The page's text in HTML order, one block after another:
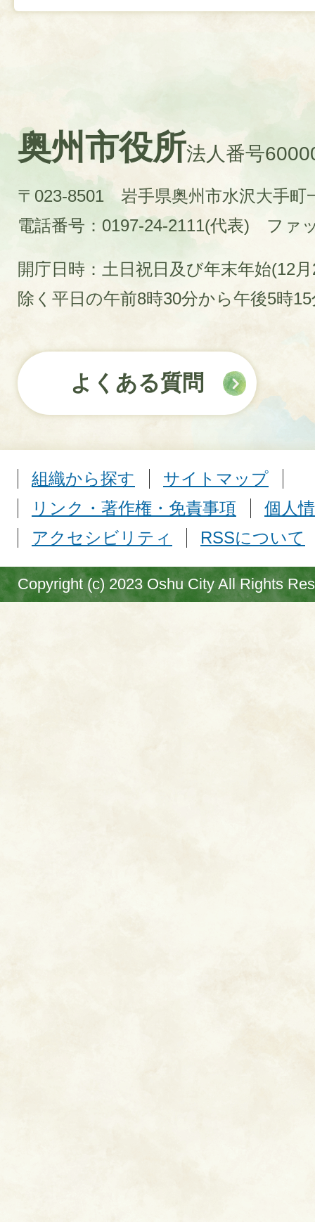
奥州市役所法人番号
〒023-8501 岩手県奥州市水沢大手町
電話番号：0197-24-2111(代表)
ファ
開庁日時：土日祝日及び年末年始(12
除く平日の午前8時30分から午後5時
よくある質問
組織から探す
サイトマップ
リンク・著作権・免責事項
個人
アクセシビリティ
RSSについて
Copyright (c) 2023 Oshu City All Rights